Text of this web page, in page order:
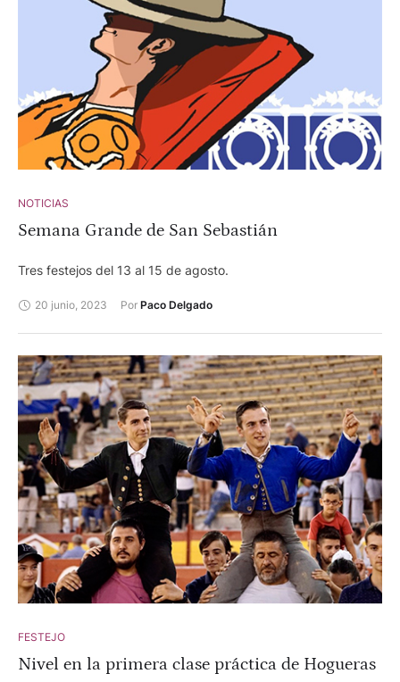
NOTICIAS
Semana Grande de San Sebastián
Tres festejos del 13 al 15 de agosto.
20 junio, 2023 Por Paco Delgado
FESTEJO
Nivel en la primera clase práctica de Hogueras